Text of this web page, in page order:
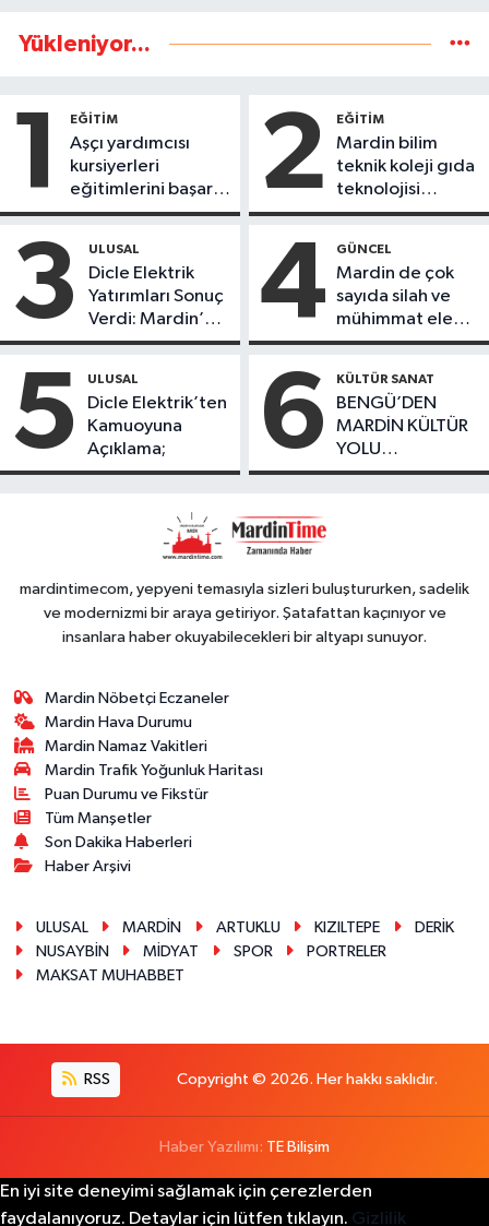
Yükleniyor...
1 EĞİTİM
Aşçı yardımcısı
kursiyerleri
eğitimlerini başarı
ile tamamladı
2 EĞİTİM
Mardin bilim
teknik koleji gıda
teknolojisi
öğrencileri
ürünlerini satarak
köydeki
çoçuklara kitap
desteğinde
bulundu
3 ULUSAL
Dicle Elektrik
Yatırımları Sonuç
Verdi: Mardin’de
Kayıp Kaçak
Düşüş
4 GÜNCEL
Mardin de çok
sayıda silah ve
mühimmat ele
geçirildi
5 ULUSAL
Dicle Elektrik’ten
Kamuoyuna
Açıklama;
6 KÜLTÜR SANAT
BENGÜ’DEN
MARDİN KÜLTÜR
YOLU
FESTIVALİ’NDE
mardintimecom, yepyeni temasıyla sizleri buluştururken, sadelik
ve modernizmi bir araya getiriyor. Şatafattan kaçınıyor ve
insanlara haber okuyabilecekleri bir altyapı sunuyor.
Mardin Nöbetçi Eczaneler
Mardin Hava Durumu
Mardin Namaz Vakitleri
Mardin Trafik Yoğunluk Haritası
Puan Durumu ve Fikstür
Tüm Manşetler
Son Dakika Haberleri
Haber Arşivi
ULUSAL MARDİN ARTUKLU KIZILTEPE
DERİK
NUSAYBİN
MİDYAT SPOR
PORTRELER
MAKSAT MUHABBET
RSS Copyright © 2026. Her hakkı saklıdır.
Haber Yazılımı: TE Bilişim
En iyi site deneyimi sağlamak için çerezlerden
faydalanıyoruz. Detaylar için lütfen tıklayın. Gizlilik